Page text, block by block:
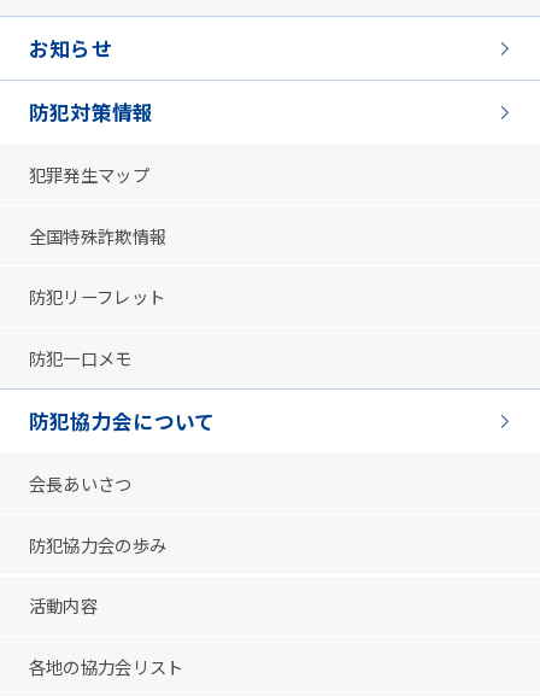
お知らせ
防犯対策情報
犯罪発生マップ
全国特殊詐欺情報
防犯リーフレット
防犯一口メモ
防犯協力会について
会長あいさつ
防犯協力会の歩み
活動内容
各地の協力会リスト